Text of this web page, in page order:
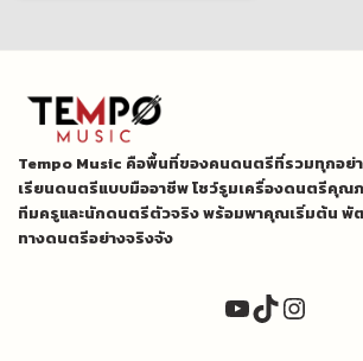
Tempo Music คือพื้นที่ของคนดนตรีที่รวมทุกอย่า
เรียนดนตรีแบบมืออาชีพ โชว์รูมเครื่องดนตรีคุณภ
ทีมครูและนักดนตรีตัวจริง พร้อมพาคุณเริ่มต้น พัฒ
ทางดนตรีอย่างจริงจัง
YouTube
TikTok